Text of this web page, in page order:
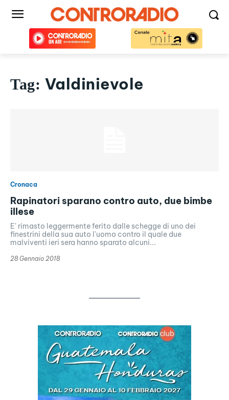
Tag: Valdinievole
Cronaca
Rapinatori sparano contro auto, due bimbe
illese
E' rimasto leggermente ferito dalle schegge di uno dei
finestrini della sua auto l'uomo contro il quale due
malviventi ieri sera hanno sparato alcuni...
28 Gennaio 2018